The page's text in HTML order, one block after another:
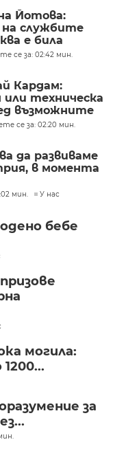
Йотова:
службите
е била
се за: 02:42 мин.
Кардам:
или техническа
възможните
се за: 02:20 мин.
да развиваме
в момента
мин. У нас
бебе
могила:
за